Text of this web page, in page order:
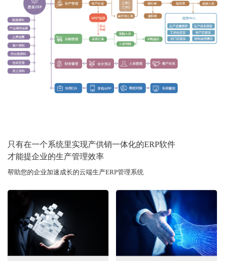
只有在一个系统里实现产供销一体化的ERP软件
才能提企业的生产管理效率
帮助您的企业加速成长的云端生产ERP管理系统